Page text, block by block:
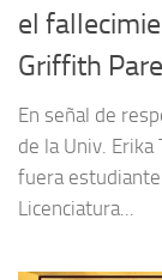
el
Griffith
En señal de
de la Univ.
fuera estudiante
Licenciatura...